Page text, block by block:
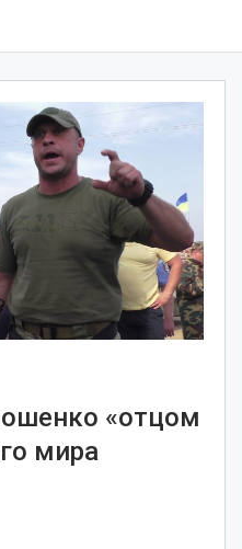
«отцом
мира